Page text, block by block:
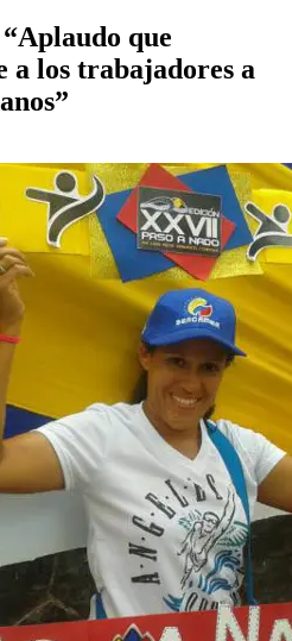
que
a los trabajadores a